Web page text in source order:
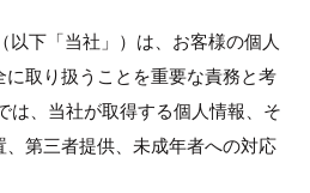
以下「当社」）は、お客様の個人
取り扱うことを重要な責務と考
は、当社が取得する個人情報、そ
第三者提供、未成年者への対応